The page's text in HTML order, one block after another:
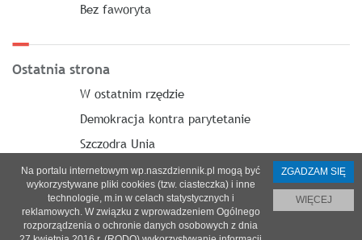
Bez faworyta
Ostatnia strona
W ostatnim rzędzie
Demokracja kontra parytetanie
Szczodra Unia
O nas| Reklama|Prenumerata|
Na portalu internetowym wp.naszdziennik.pl mogą być
wykorzystywane pliki cookies (tzw. ciasteczka) i inne
technologie, m.in w celach statystycznych i
reklamowych. W związku z wprowadzeniem Ogólnego
rozporządzenia o ochronie danych osobowych z dnia
ZGADZAM SIĘ
WIĘCEJ